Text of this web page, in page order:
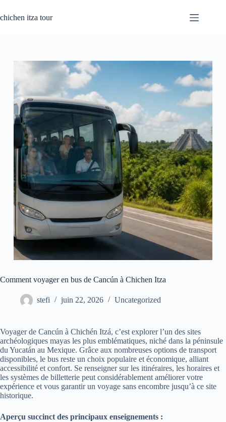
au
contenu
chichen itza tour
Comment voyager en bus de Cancún à Chichen Itza
stefi juin 22, 2026 Uncategorized
Voyager de Cancún à Chichén Itzá, c’est explorer l’un des sites
archéologiques mayas les plus emblématiques, niché dans la péninsule
du Yucatán au Mexique. Grâce aux nombreuses options de transport
disponibles, le bus reste un choix populaire et économique, alliant
accessibilité et confort. Se renseigner sur les itinéraires, les horaires et
les systèmes de billetterie peut considérablement améliorer votre
expérience et vous garantir un voyage sans encombre jusqu’à ce site
historique.
Aperçu succinct des principaux enseignements :